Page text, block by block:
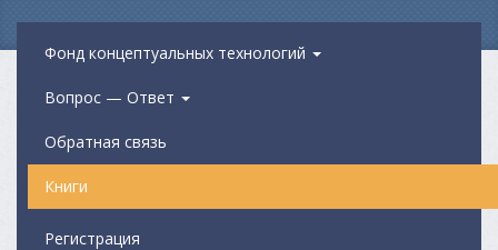
Фонд концептуальных технологий
Вопрос — Ответ
Обратная связь
Книги
Регистрация